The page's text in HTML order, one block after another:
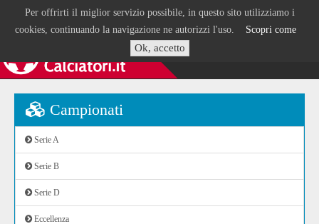
Per offrirti il miglior servizio possibile, in questo sito utilizziamo i
cookies, continuando la navigazione ne autorizzi l'uso. Scopri come
Ok, accetto
Campionati
Serie A
Serie B
Serie D
Eccellenza